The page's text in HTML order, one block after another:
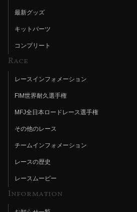
最新グッズ
キットパーツ
コンプリート
Race
レースインフォメーション
FIM世界耐久選手権
MFJ全日本ロードレース選手権
その他のレース
チームインフォメーション
レースの歴史
レースムービー
Information